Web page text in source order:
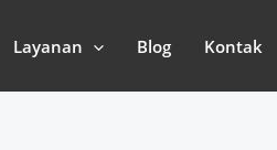
Layanan Blog Kontak